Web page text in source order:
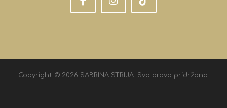
Copyright © 2026 SABRINA STRIJA. Sva prava pridržana.